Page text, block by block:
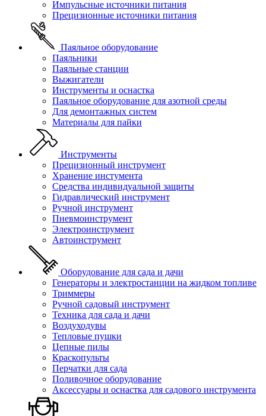
Импульсные источники питания
Прецизионные источники питания
Паяльное оборудование
Паяльники
Паяльные станции
Выжигатели
Инструменты и оснастка
Паяльное оборудование для азотной среды
Для демонтажных систем
Материалы для пайки
Инструменты
Прецизионный инструмент
Хранение инстумента
Средства индивидуальной защиты
Гидравлический инструмент
Ручной инструмент
Пневмоинструмент
Электроинструмент
Автоинструмент
Оборудование для сада и дачи
Генераторы и электростанции на жидком топливе
Триммеры
Ручной садовый инструмент
Техника для сада и дачи
Воздуходувы
Тепловые пушки
Цепные пилы
Краскопульты
Перчатки для сада
Поливочное оборудование
Аксессуары и оснастка для садового инструмента